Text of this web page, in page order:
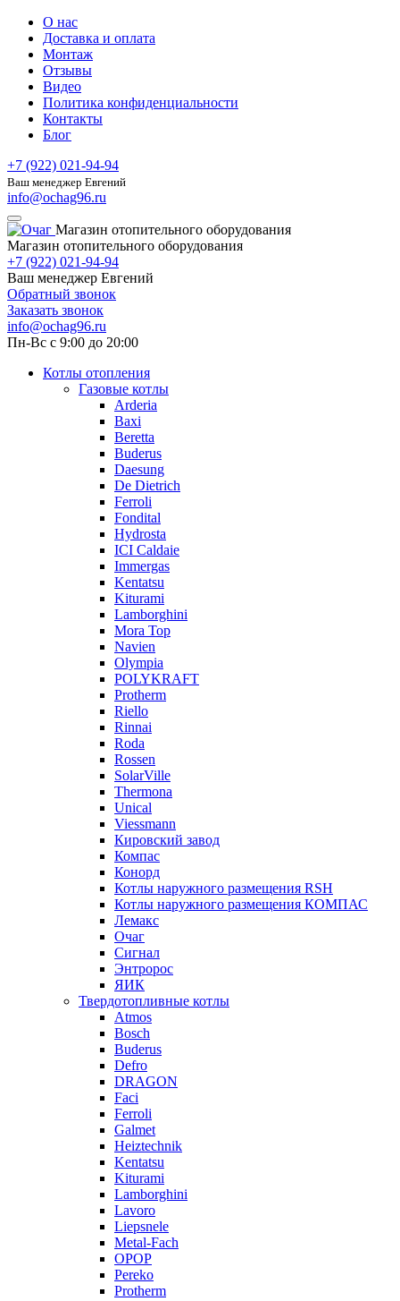
О нас
Доставка и оплата
Монтаж
Отзывы
Видео
Политика конфиденциальности
Контакты
Блог
+7 (922) 021-94-94
Ваш менеджер Евгений
info@ochag96.ru
Магазин отопительного оборудования
Магазин отопительного оборудования
+7 (922) 021-94-94
Ваш менеджер Евгений
Обратный звонок
Заказать звонок
info@ochag96.ru
Пн-Вс с 9:00 до 20:00
Котлы отопления
Газовые котлы
Arderia
Baxi
Beretta
Buderus
Daesung
De Dietrich
Ferroli
Fondital
Hydrosta
ICI Caldaie
Immergas
Kentatsu
Kiturami
Lamborghini
Mora Top
Navien
Olympia
POLYKRAFT
Protherm
Riello
Rinnai
Roda
Rossen
SolarVille
Thermona
Unical
Viessmann
Кировский завод
Компас
Конорд
Котлы наружного размещения RSH
Котлы наружного размещения КОМПАС
Лемакс
Очаг
Сигнал
Энтророс
ЯИК
Твердотопливные котлы
Atmos
Bosch
Buderus
Defro
DRAGON
Faci
Ferroli
Galmet
Heiztechnik
Kentatsu
Kiturami
Lamborghini
Lavoro
Liepsnele
Metal-Fach
OPOP
Pereko
Protherm